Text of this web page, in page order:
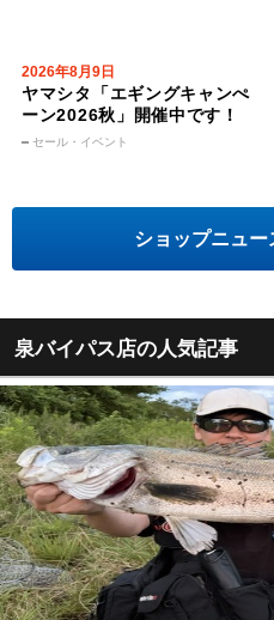
2026年8月9日
ヤマシタ「エギングキャンぺ
ーン2026秋」開催中です！
セール・イベント
ショップニュ
泉バイパス店の人気記事